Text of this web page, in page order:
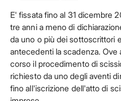
E' fissata fino al 31 dicembre
tre anni a meno di
da uno o più dei sottoscrittori
antecedenti la scadenza.
corso il procedimento di
richiesto da uno degli aventi
fino all'iscrizione dell'atto di